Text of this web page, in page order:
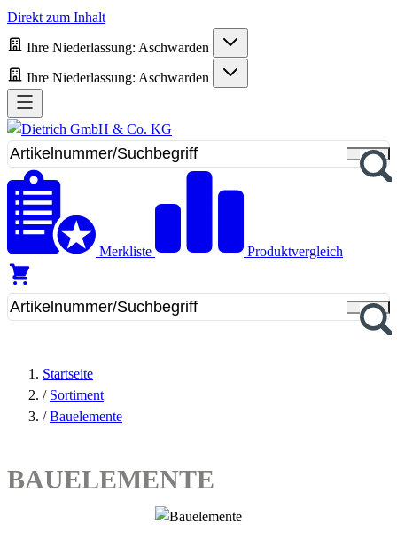
Direkt zum Inhalt
Ihre Niederlassung: Aschwarden
Ihre Niederlassung: Aschwarden
Merkliste Produktvergleich
Startseite
/ Sortiment
/ Bauelemente
BAUELEMENTE